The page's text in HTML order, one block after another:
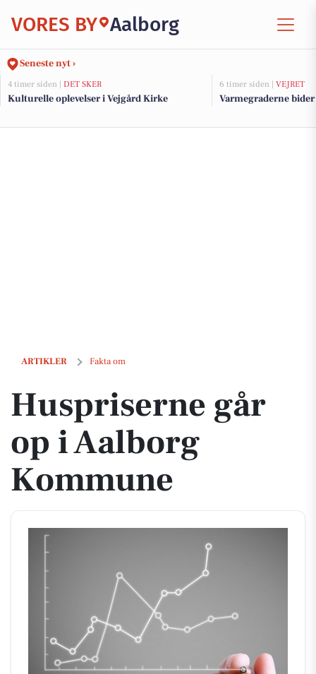
VORES BY Aalborg
Seneste nyt ›
4 timer siden | DET SKER
Kulturelle oplevelser i Vejgård Kirke
6 timer siden | VEJRET
Varmegraderne
ARTIKLER Fakta om
Huspriserne går op i Aalborg Kommune
Huspriserne går
op i Aalborg
Kommune